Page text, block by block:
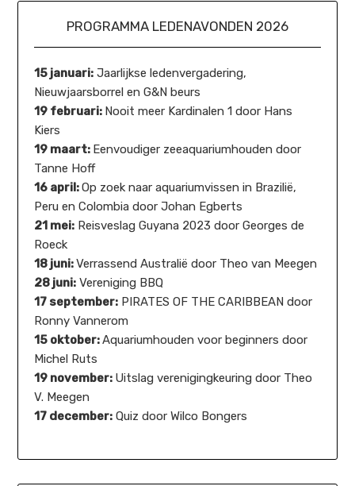
PROGRAMMA LEDENAVONDEN 2026
15 januari: Jaarlijkse ledenvergadering,
Nieuwjaarsborrel en G&N beurs
19 februari: Nooit meer Kardinalen 1 door Hans
Kiers
19 maart: Eenvoudiger zeeaquariumhouden door
Tanne Hoff
16 april:Op zoek naar aquariumvissen in Brazilië,
Peru en Colombia door Johan Egberts
21 mei: Reisveslag Guyana 2023 door Georges de
Roeck
18 juni:Verrassend Australië door Theo van Meegen
28 juni: Vereniging BBQ
17 september: PIRATES OF THE CARIBBEAN door
Ronny Vannerom
15 oktober:Aquariumhouden voor beginners door
Michel Ruts
19 november: Uitslag verenigingkeuring door Theo
V. Meegen
17 december: Quiz door Wilco Bongers